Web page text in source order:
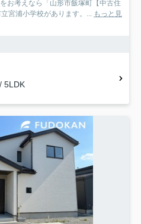
お考えなら「山形市飯塚町【中古住
宮浦小学校があります。... もっと見
5LDK